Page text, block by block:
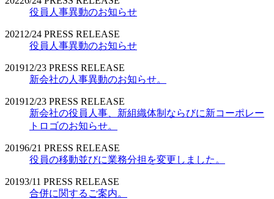
役員人事異動のお知らせ
2021 2/24 PRESS RELEASE
役員人事異動のお知らせ
201912/23 PRESS RELEASE
新会社の人事異動のお知らせ。
201912/23 PRESS RELEASE
新会社の役員人事、新組織体制ならびに新コーポレー
トロゴのお知らせ。
20196/21 PRESS RELEASE
役員の移動並びに業務分担を変更しました。
20193/11 PRESS RELEASE
合併に関するご案内。